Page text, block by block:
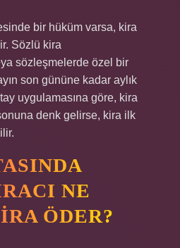
bir hüküm varsa, kira
Sözlü kira
sözleşmelerde özel bir
son gününe kadar aylık
uygulamasına göre, kira
denk gelirse, kira ilk
NE
ÖDER?